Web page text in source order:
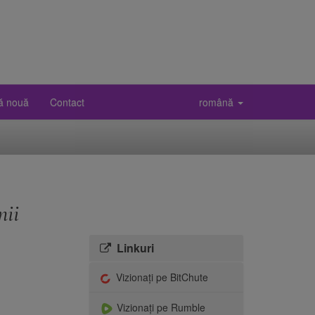
nouă Contact română
Linkuri
Vizionați pe BitChute
Vizionați pe Rumble